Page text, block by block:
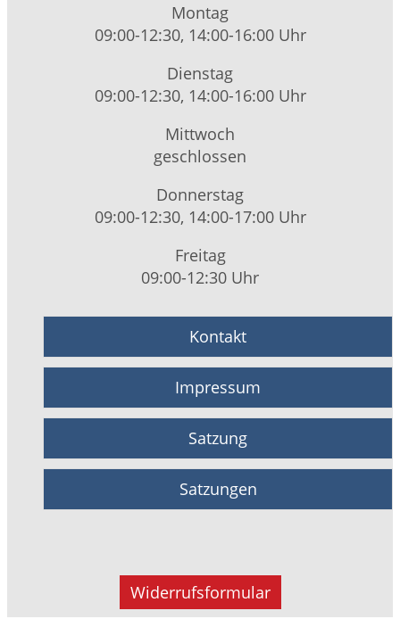
Montag
09:00-12:30, 14:00-16:00 Uhr
Dienstag
09:00-12:30, 14:00-16:00 Uhr
Mittwoch
geschlossen
Donnerstag
09:00-12:30, 14:00-17:00 Uhr
Freitag
09:00-12:30 Uhr
Kontakt
Impressum
Satzung
Satzungen
Widerrufsformular